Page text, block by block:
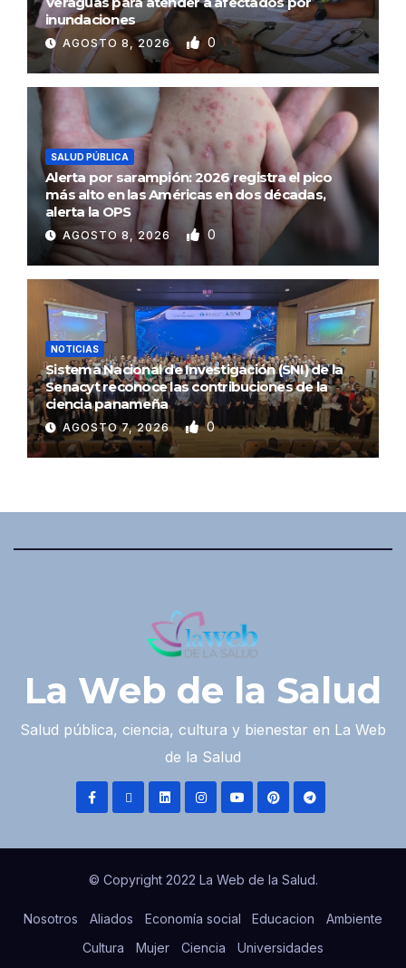
inundaciones
AGOSTO 8, 2026 0
SALUD PÚBLICA
Alerta por sarampión: 2026 registra el pico
más alto en las Américas en dos décadas,
alerta la OPS
AGOSTO 8, 2026 0
NOTICIAS
Sistema Nacional de Investigación (SNI) de la
Senacyt reconoce las contribuciones de la
ciencia panameña
AGOSTO 7, 2026 0
La Web de la Salud
Salud pública, ciencia, cultura y bienestar en La Web
de la Salud
© Copyright 2022 La Web de la Salud.
Nosotros Aliados Economía social Educacion
Ambiente
Cultura
Mujer Ciencia Universidades